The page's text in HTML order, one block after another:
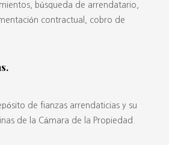
búsqueda de arrendatario,
contractual, cobro de
de fianzas arrendaticias y su
de la Cámara de la Propiedad.